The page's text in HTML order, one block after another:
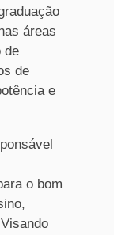
áreas
de
de
e
o bom